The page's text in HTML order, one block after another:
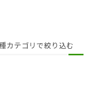
カテゴリで絞り込む